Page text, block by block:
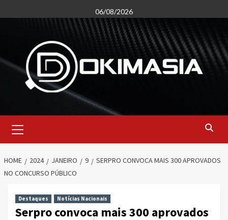
to
06/08/2026
Menu
HOME 2024 JANEIRO 9
SERPRO CONVOCA MAIS 300 APROVADOS
NO CONCURSO PÚBLICO
Destaques Notícias Nacionais
Serpro convoca mais 300 aprovados